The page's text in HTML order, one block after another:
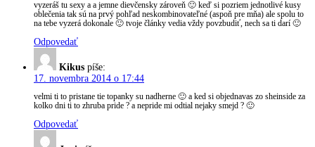
vyzeráš tu sexy a a jemne dievčensky zároveň 🙂 keď si pozriem jednotlivé kusy
oblečenia tak sú na prvý pohľad neskombinovateľné (aspoň pre mňa) ale spolu to
na tebe vyzerá dokonale 🙂 tvoje články vedia vždy povzbudiť, nech sa ti darí 🙂
Odpovedať
Kikus píše:
17. novembra 2014 o 17:44
velmi ti to pristane tie topanky su nadherne 🙂 a ked si objednavas zo sheinside za
kolko dni ti to zhruba pride ? a nepride mi odtial nejaky smejd ? 🙂
Odpovedať